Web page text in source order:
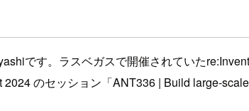
です。ラスベガスで開催されていた
のセッション「ANT336 | Build large-